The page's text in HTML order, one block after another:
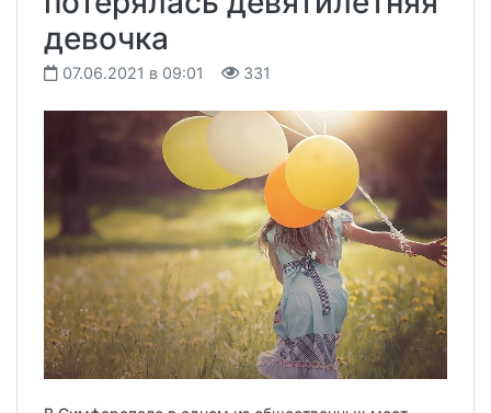
девочка
07.06.2021 в 09:01 331